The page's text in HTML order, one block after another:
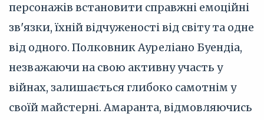
персонажів встановити справжні емоційні
зв'язки, їхній відчуженості від світу та одне
від одного. Полковник Ауреліано Буендіа,
незважаючи на свою активну участь у
війнах, залишається глибоко самотнім у
своїй майстерні. Амаранта, відмовляючись